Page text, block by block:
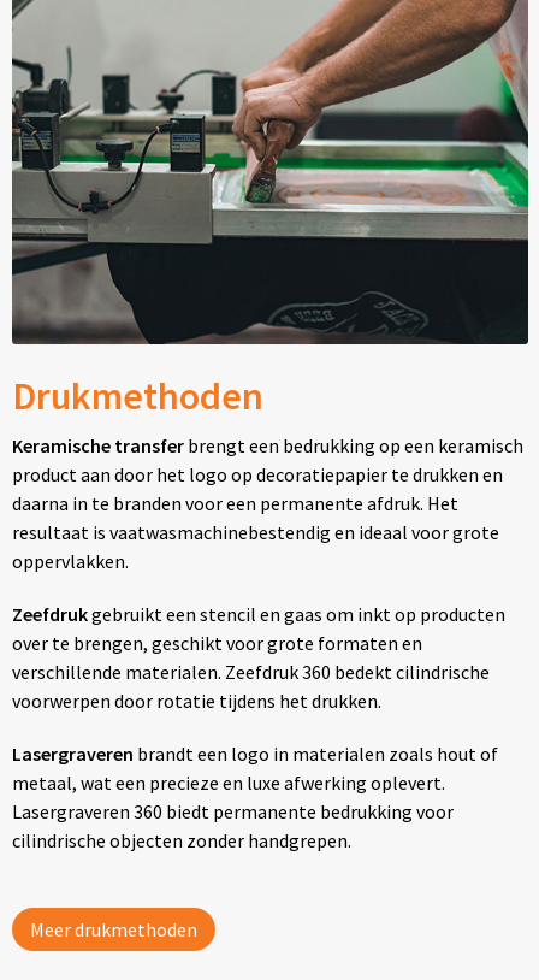
Drukmethoden
Keramische transferbrengt een bedrukking op een keramisch
product aan door het logo op decoratiepapier te drukken en
daarna in te branden voor een permanente afdruk. Het
resultaat is vaatwasmachinebestendig en ideaal voor grote
oppervlakken.
Zeefdrukgebruikt een stencil en gaas om inkt op producten
over te brengen, geschikt voor grote formaten en
verschillende materialen. Zeefdruk 360 bedekt cilindrische
voorwerpen door rotatie tijdens het drukken.
Lasergraveren brandt een logo in materialen zoals hout of
metaal, wat een precieze en luxe afwerking oplevert.
Lasergraveren 360 biedt permanente bedrukking voor
cilindrische objecten zonder handgrepen.
Meer drukmethoden